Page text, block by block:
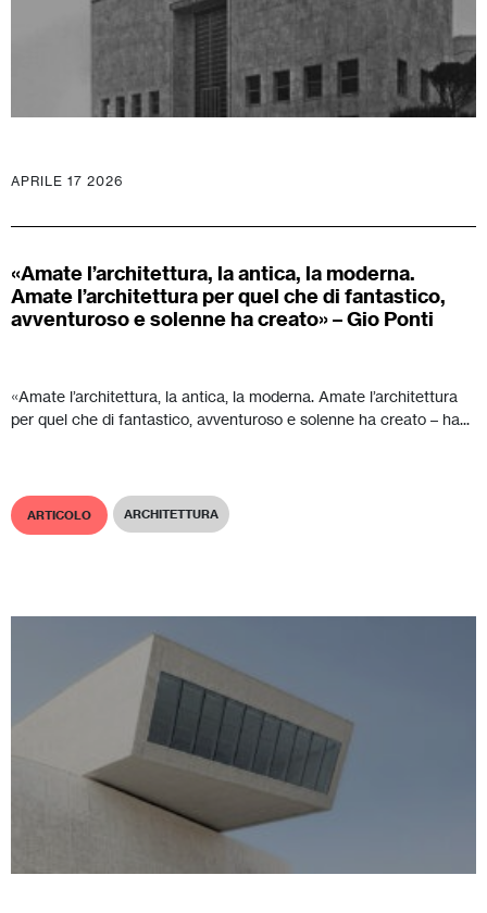
APRILE 17 2026
«Amate l’architettura, la antica, la moderna.
Amate l’architettura per quel che di fantastico,
avventuroso e solenne ha creato» – Gio Ponti
«Amate l’architettura, la antica, la moderna. Amate l’architettura
per quel che di fantastico, avventuroso e solenne ha creato – ha...
ARTICOLO ARCHITETTURA